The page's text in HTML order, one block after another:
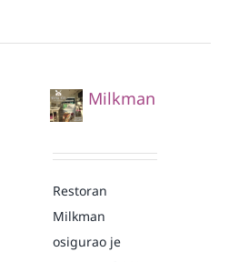
Milkman
Restoran
Milkman
osigurao je